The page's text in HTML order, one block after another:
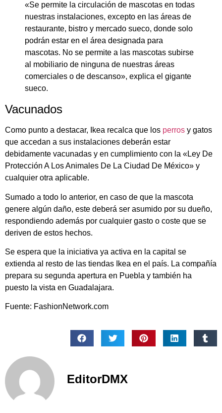
«Se permite la circulación de mascotas en todas
nuestras instalaciones, excepto en las áreas de
restaurante, bistro y mercado sueco, donde solo
podrán estar en el área designada para
mascotas. No se permite a las mascotas subirse
al mobiliario de ninguna de nuestras áreas
comerciales o de descanso», explica el gigante
sueco.
Vacunados
Como punto a destacar, Ikea recalca que los perros y gatos
que accedan a sus instalaciones deberán estar
debidamente vacunadas y en cumplimiento con la «Ley De
Protección A Los Animales De La Ciudad De México» y
cualquier otra aplicable.
Sumado a todo lo anterior, en caso de que la mascota
genere algún daño, este deberá ser asumido por su dueño,
respondiendo además por cualquier gasto o coste que se
deriven de estos hechos.
Se espera que la iniciativa ya activa en la capital se
extienda al resto de las tiendas Ikea en el país. La compañía
prepara su segunda apertura en Puebla y también ha
puesto la vista en Guadalajara.
Fuente: FashionNetwork.com
EditorDMX